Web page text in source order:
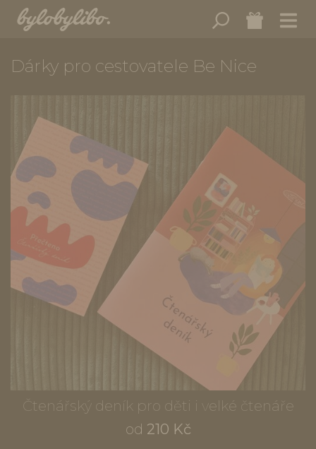
Dárky pro cestovatele Be Nice
Čtenářský deník pro děti i velké čtenáře
od 210 Kč